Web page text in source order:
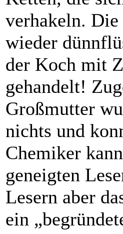
verhakeln.
wieder
der Koch mit
gehandelt!
Großmutter
nichts und
Chemiker
geneigten
Lesern aber
ein